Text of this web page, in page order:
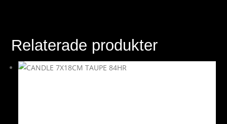
Relaterade produkter